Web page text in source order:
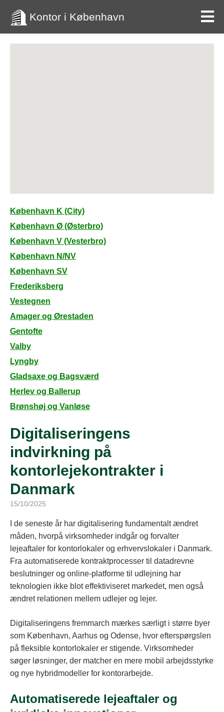
Kontor i København
København K (City)
København Ø (Østerbro)
København V (Vesterbro)
København N/NV
København SV
Frederiksberg
Vestegnen
Amager og Ørestaden
Gentofte
Valby
Lyngby
Gladsaxe og Bagsværd
Herlev og Ballerup
Brønshøj og Vanløse
Digitaliseringens
indvirkning på
kontorlejekontrakter i
Danmark
15/10/2025
I de seneste år har digitalisering fundamentalt ændret
måden, hvorpå virksomheder indgår og forvalter
lejeaftaler for kontorlokaler og erhvervslokaler i Danmark.
Fra automatiserede kontraktprocesser til datadrevne
beslutninger og online-platforme til udlejning har
teknologien ikke blot effektiviseret markedet, men også
ændret relationen mellem udlejer og lejer.
Digitaliseringens fremmarch mærkes særligt i større byer
som København, Aarhus og Odense, hvor efterspørgslen
på fleksible kontorlokaler er stigende. Virksomheder
søger løsninger, der matcher en mere mobil arbejdsstyrke
og nye hybridmodeller for kontorarbejde.
Automatiserede lejeaftaler og